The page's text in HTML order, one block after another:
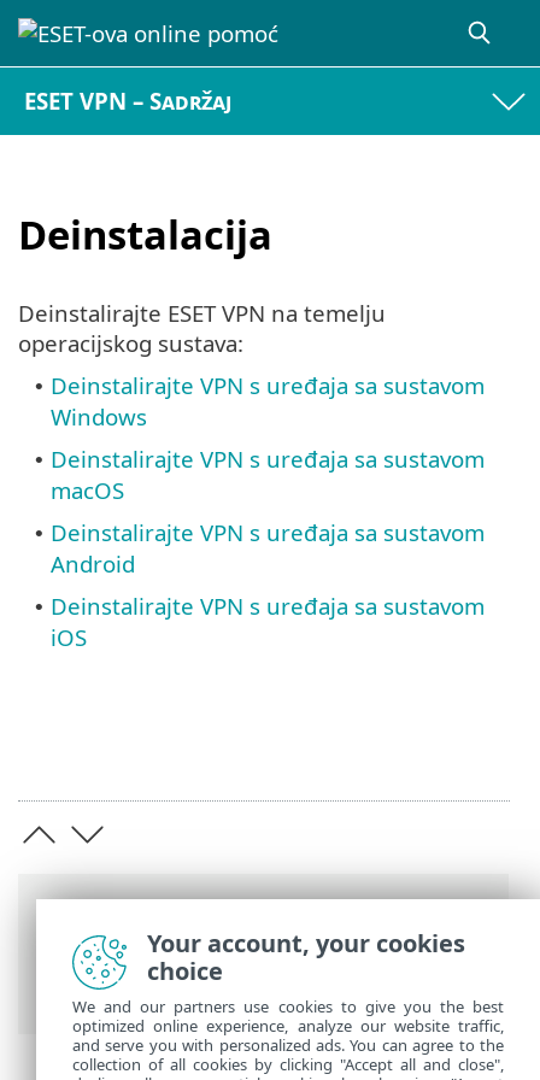
ESET VPN – Sadržaj
Deinstalacija
ESET-ova online pomoć > ESET VPN
VPN> Deinstalacija
Deinstalirajte ESET VPN na temelju
operacijskog sustava:
• Deinstalirajte VPN s uređaja sa sustavom
Windows
• Deinstalirajte VPN s uređaja sa sustavom
macOS
• Deinstalirajte VPN s uređaja sa sustavom
Android
• Deinstalirajte VPN s uređaja sa sustavom
iOS
Your account, your cookies
choice
We and our partners use cookies to give you the best
optimized online experience, analyze our website traffic,
and serve you with personalized ads. You can agree to the
collection of all cookies by clicking "Accept all and close",